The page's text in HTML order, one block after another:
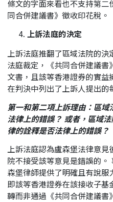
條文的字面來看也不支持第
同合併建議書》徵收印花稅。
上訴法庭的決定
上訴法庭推翻了區域法院的
法庭裁定，《共同合併建議
文書，且該等香港證券的實
在判決中列出了上訴人提出的
第一和第二項上訴理由： 區域
法律上的錯誤？ 或者， 區域
律的詮釋是否法律上的錯誤？
上訴法庭認為盧森堡法律意
院不接受該等意見是錯誤的
森堡律師提供了明確且有說服
即該等香港證券在該接收子
轉而非通過《共同合併建議書